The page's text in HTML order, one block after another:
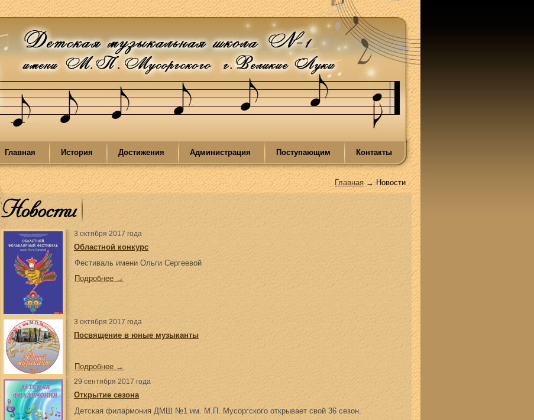
Главная История Достижения Администрация Поступающим Контакты
Главная → Новости
Новости
3 октября 2017 года
Областной конкурс
Фестиваль имени Ольги Сергеевой
Подробнее →
3 октября 2017 года
Посвящение в юные музыканты
Подробнее →
29 сентября 2017 года
Открытие сезона
Детская филармония ДМШ №1 им. М.П. Мусоргского открывает свой 36 сезон.